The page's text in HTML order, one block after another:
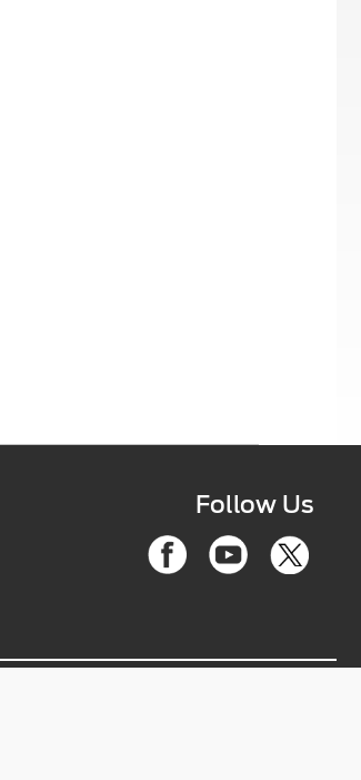
Follow Us